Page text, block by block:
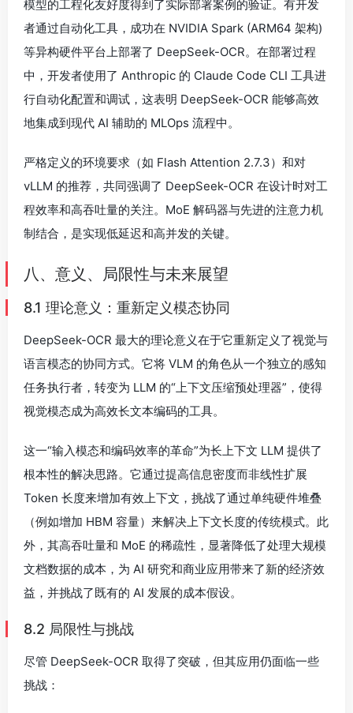
模型的工程化友好度得到了实际部署案例的验证。有开发
者通过自动化工具，成功在 NVIDIA Spark (ARM64 架构)
等异构硬件平台上部署了 DeepSeek-OCR。在部署过程
中，开发者使用了 Anthropic 的 Claude Code CLI 工具进
行自动化配置和调试，这表明 DeepSeek-OCR 能够高效
地集成到现代 AI 辅助的 MLOps 流程中。
严格定义的环境要求（如 Flash Attention 2.7.3）和对
vLLM 的推荐，共同强调了 DeepSeek-OCR 在设计时对工
程效率和高吞吐量的关注。MoE 解码器与先进的注意力机
制结合，是实现低延迟和高并发的关键。
八、意义、局限性与未来展望
8.1 理论意义：重新定义模态协同
DeepSeek-OCR 最大的理论意义在于它重新定义了视觉与
语言模态的协同方式。它将 VLM 的角色从一个独立的感知
任务执行者，转变为 LLM 的“上下文压缩预处理器”，使得
视觉模态成为高效长文本编码的工具。
这一“输入模态和编码效率的革命”为长上下文 LLM 提供了
根本性的解决思路。它通过提高信息密度而非线性扩展
Token 长度来增加有效上下文，挑战了通过单纯硬件堆叠
（例如增加 HBM 容量）来解决上下文长度的传统模式。此
外，其高吞吐量和 MoE 的稀疏性，显著降低了处理大规模
文档数据的成本，为 AI 研究和商业应用带来了新的经济效
益，并挑战了既有的 AI 发展的成本假设。
8.2 局限性与挑战
尽管 DeepSeek-OCR 取得了突破，但其应用仍面临一些
挑战：